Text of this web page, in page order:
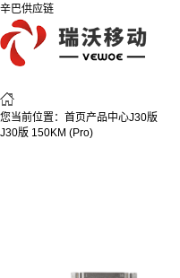
辛巴供应链
您当前位置： 首页产品中心J30版
J30版 150KM (Pro)